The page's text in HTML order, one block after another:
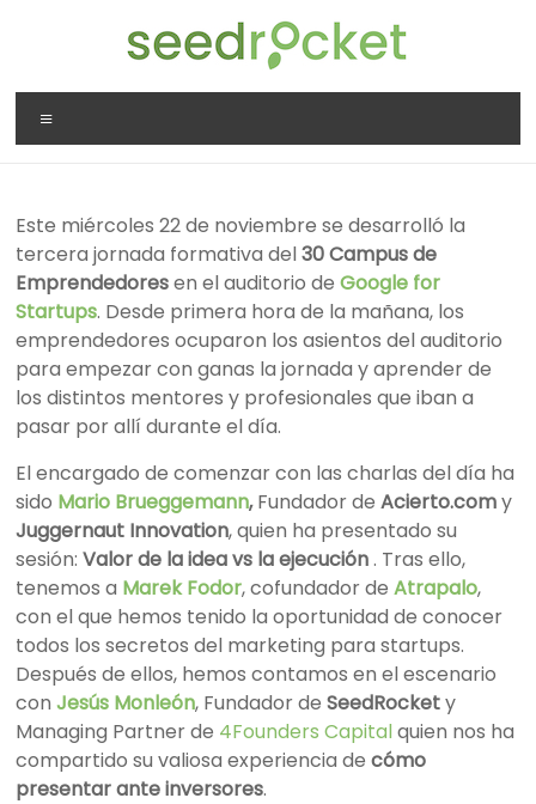
SeedRocket
La
que
nació
en
España
para
startups
TIC
en
fase
inicial
Este miércoles 22 de noviembre se desarrolló la
tercera jornada formativa del30 Campus de
Emprendedoresen el auditorio deGoogle for
Startups. Desde primera hora de la mañana, los
emprendedores ocuparon los asientos del auditorio
para empezar con ganas la jornada y aprender de
los distintos mentores y profesionales que iban a
pasar por allí durante el día.
El encargado de comenzar con las charlas del día ha
sido Mario Brueggemann,Fundador de Acierto.comy
Juggernaut Innovation, quien ha presentado su
sesión: Valor de la idea vs la ejecución. Tras ello,
tenemos a Marek Fodor, cofundador deAtrapalo,
con el que hemos tenido la oportunidad de conocer
todos los secretos del marketing para startups.
Después de ellos, hemos contamos en el escenario
conJesús Monleón, Fundador deSeedRockety
Managing Partner de 4Founders Capitalquien nos ha
compartido su valiosa experiencia decómo
presentar ante inversores.